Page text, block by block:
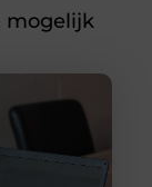
mogelijk